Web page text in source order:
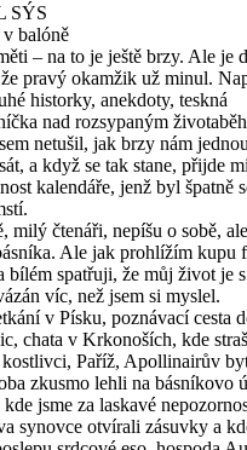
SÝS
balóně
– na to je ještě brzy. Ale je
pravý okamžik už minul.
historky, anekdoty, teskná
nad rozsypaným
netušil, jak brzy nám
a když se tak stane, přijde
kalendáře, jenž byl špatně
milý čtenáři, nepíšu o sobě,
Ale jak prohlížím kupu
bílém spatřuji, že můj život je
víc, než jsem si myslel.
v Písku, poznávací cesta
chata v Krkonoších, kde
kostlivci, Paříž, Apollinairův
zkusmo lehli na básníkovo
kde jsme za laskavé
synovce otvírali zásuvky a